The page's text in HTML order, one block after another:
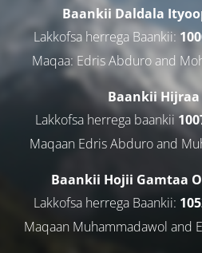
Baankii Daldala
Lakkofsa herrega Baankii:
Maqaa: Edris Abduro and
Baankii Hijraa
Lakkofsa herrega baankii
Maqaan Edris Abduro and
Baankii Hojii Gamtaa
Lakkofsa herrega Baankii:
Maqaan Muhammadawol and